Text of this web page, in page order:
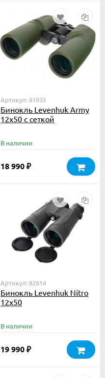
Артикул: 81935
Бинокль Levenhuk Army
12x50 с сеткой
В наличии
18 990 ₽
Артикул: 82614
Бинокль Levenhuk Nitro
12x50
В наличии
19 990 ₽